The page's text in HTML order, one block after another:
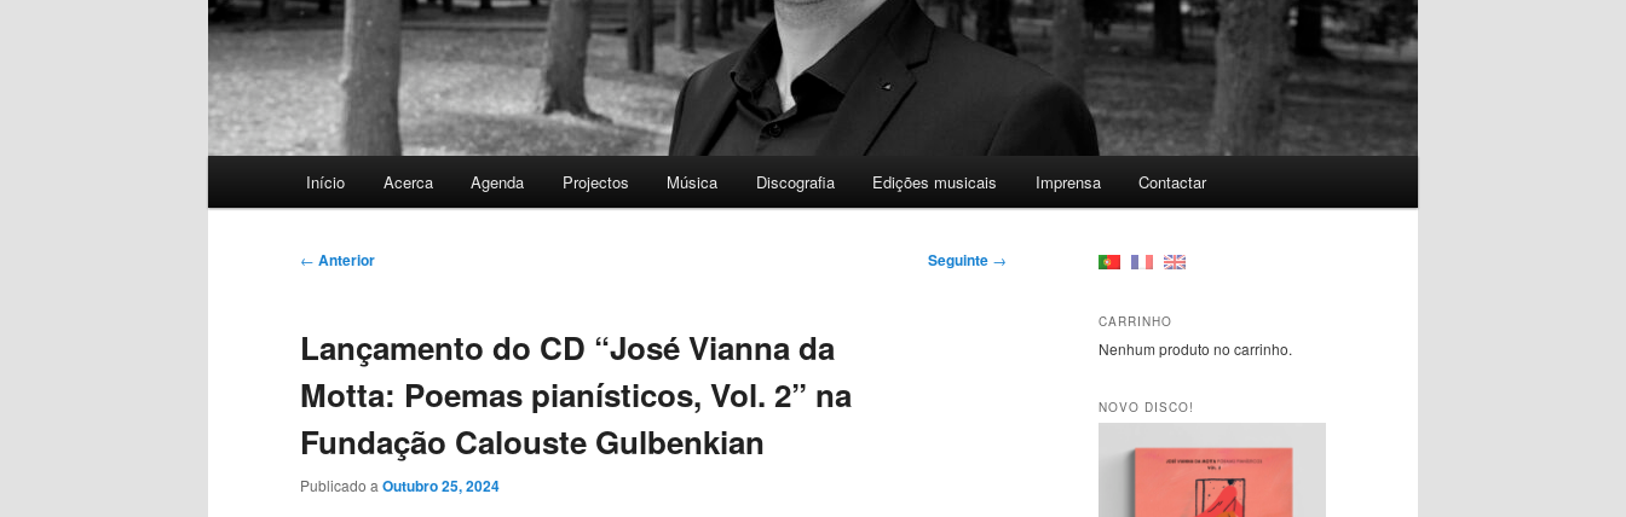
Início Acerca Agenda Projectos Música Discografia Edições musicais Imprensa Contactar
Navegação
← Anterior Seguinte →
Lançamento do CD “José Vianna da
Motta: Poemas pianísticos, Vol. 2” na
Fundação Calouste Gulbenkian
Publicado a Outubro 25, 2024
CARRINHO
Nenhum produto no carrinho.
NOVO DISCO!